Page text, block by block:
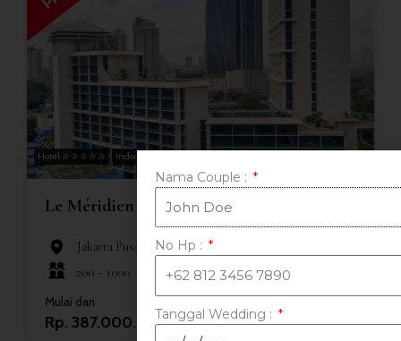
Hotel ✰ ✰ ✰ ✰ ✰ Indoor
Le Méridien Jakarta
Jakarta Pusat
200 - 1000
Mulai dari
Rp. 387.000.000
Nama Couple :
No Hp :
Tanggal Wedding :